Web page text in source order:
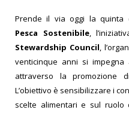
Prende il via oggi la quinta
Pesca Sostenibile,
Stewardship Council,
venticinque anni si
attraverso la promozione
L’obiettivo è sensibilizzare i
scelte alimentari e sul ruolo